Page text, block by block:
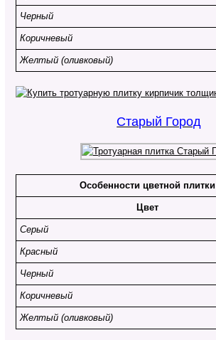
Черный
Коричневый
Желтый (оливковый)
Старый Город
Особенности цветной плитки
Цвет
Серый
Красный
Черный
Коричневый
Желтый (оливковый)